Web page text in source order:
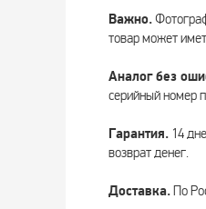
Важно.
товар может
Аналог без
серийный номер
Гарантия. 14
возврат денег.
Доставка.По